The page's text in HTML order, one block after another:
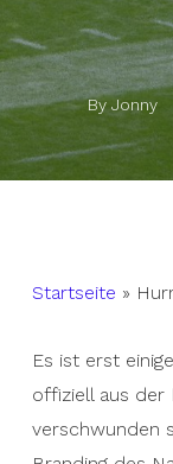
By Jonny
Startseite »
Es ist erst
offiziell aus der
verschwunden